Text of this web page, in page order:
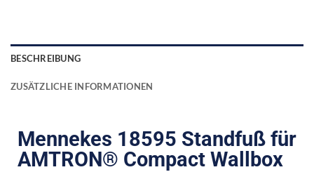
BESCHREIBUNG
ZUSÄTZLICHE INFORMATIONEN
Mennekes 18595 Standfuß für
AMTRON® Compact Wallbox